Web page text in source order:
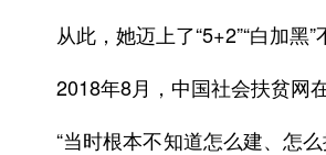
从此，她迈上了“5+2”“白加黑
2018年8月，中国社会扶贫网
“当时根本不知道怎么建、怎